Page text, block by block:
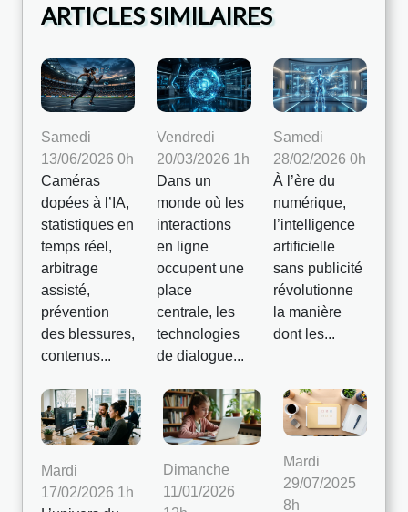
ARTICLES SIMILAIRES
Samedi
13/06/2026 0h
Caméras
dopées à l’IA,
statistiques en
temps réel,
arbitrage
assisté,
prévention
des blessures,
contenus...
Vendredi
20/03/2026 1h
Dans un
monde où les
interactions
en ligne
occupent une
place
centrale, les
technologies
de dialogue...
Samedi
28/02/2026 0h
À l’ère du
numérique,
l’intelligence
artificielle
sans publicité
révolutionne
la manière
dont les...
Mardi
17/02/2026 1h
Dimanche
11/01/2026
Mardi
29/07/2025
8h